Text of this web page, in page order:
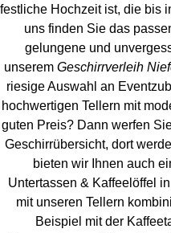
festliche Hochzeit ist, die bis
uns finden Sie das
gelungene und
unserem Geschirrverleih
riesige Auswahl an
hochwertigen Tellern mit
guten Preis? Dann werfen
Geschirrübersicht, dort
bieten wir Ihnen auch
Untertassen & Kaffeelöffel
mit unseren Tellern
Beispiel mit der